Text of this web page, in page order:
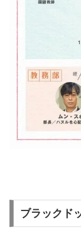
ブラックド